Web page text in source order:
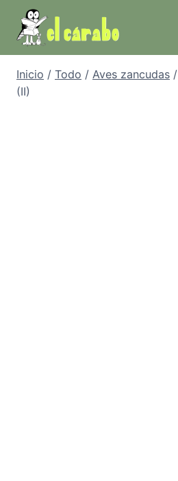
Saltar
contenido
Inicio / Todo / Aves zancudas /
(II)